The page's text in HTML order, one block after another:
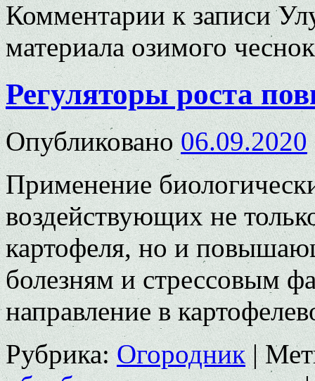
Комментариик записи
материала озимого
Регуляторы роста
Опубликовано 06.09.2020
Применение
воздействующих не
картофеля, но и
болезням и стрессовым
направление в
Рубрика: Огородник |